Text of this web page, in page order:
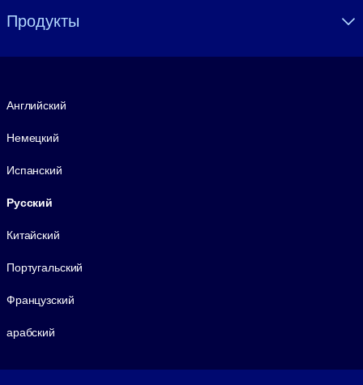
Продукты
Английский
Немецкий
Испанский
Русский
Китайский
Португальский
Французский
арабский